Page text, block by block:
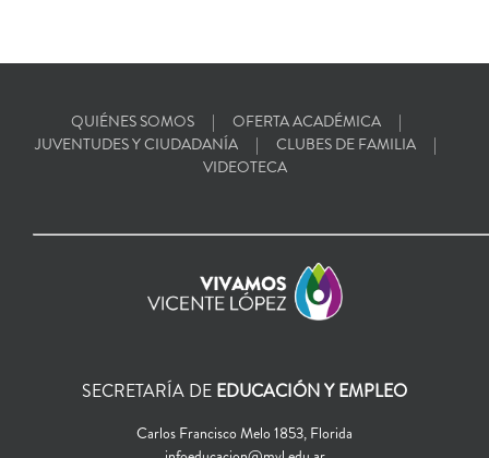
QUIÉNES SOMOS
OFERTA ACADÉMICA
JUVENTUDES Y CIUDADANÍA
CLUBES DE FAMILIA
VIDEOTECA
SECRETARÍA DE EDUCACIÓN Y EMPLEO
Carlos Francisco Melo 1853, Florida